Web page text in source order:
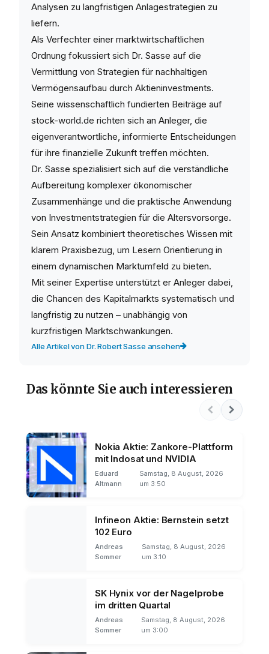
Analysen zu langfristigen Anlagestrategien zu
liefern.
Als Verfechter einer marktwirtschaftlichen
Ordnung fokussiert sich Dr. Sasse auf die
Vermittlung von Strategien für nachhaltigen
Vermögensaufbau durch Aktieninvestments.
Seine wissenschaftlich fundierten Beiträge auf
stock-world.de richten sich an Anleger, die
eigenverantwortliche, informierte Entscheidungen
für ihre finanzielle Zukunft treffen möchten.
Dr. Sasse spezialisiert sich auf die verständliche
Aufbereitung komplexer ökonomischer
Zusammenhänge und die praktische Anwendung
von Investmentstrategien für die Altersvorsorge.
Sein Ansatz kombiniert theoretisches Wissen mit
klarem Praxisbezug, um Lesern Orientierung in
einem dynamischen Marktumfeld zu bieten.
Mit seiner Expertise unterstützt er Anleger dabei,
die Chancen des Kapitalmarkts systematisch und
langfristig zu nutzen – unabhängig von
kurzfristigen Marktschwankungen.
Alle Artikel von Dr. Robert Sasse ansehen
Das könnte Sie auch interessieren
Nokia Aktie: Zankore-Plattform
mit Indosat und NVIDIA
Eduard
Altmann
Samstag, 8 August, 2026
um 3:50
Infineon Aktie: Bernstein setzt
102 Euro
Andreas
Sommer
Samstag, 8 August, 2026
um 3:10
SK Hynix vor der Nagelprobe
im dritten Quartal
Andreas
Sommer
Samstag, 8 August, 2026
um 3:00